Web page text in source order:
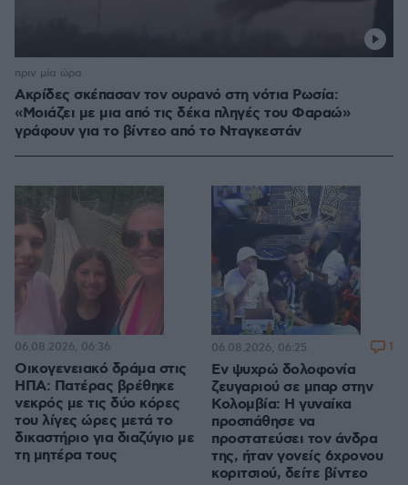
Ακρίδες σκέπασαν τον ουρανό στη νότια Ρωσία:
«Μοιάζει με μια από τις δέκα πληγές του Φαραώ»
γράφουν για το βίντεο από το Νταγκεστάν
πριν μία ώρα
Οικογενειακό δράμα στις
ΗΠΑ: Πατέρας βρέθηκε
νεκρός με τις δύο κόρες
του λίγες ώρες μετά το
δικαστήριο για διαζύγιο με
τη μητέρα τους
06.08.2026, 06:36
Εν ψυχρώ δολοφονία
ζευγαριού σε μπαρ στην
Κολομβία: Η γυναίκα
προσπάθησε να
προστατεύσει τον άνδρα
της, ήταν γονείς 6χρονου
κοριτσιού, δείτε βίντεο
06.08.2026, 06:25 1